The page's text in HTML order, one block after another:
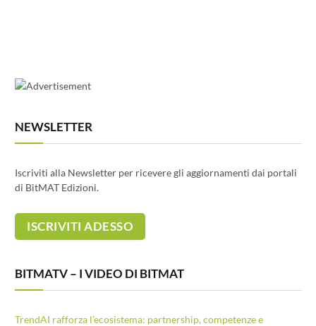
NEWSLETTER
Iscriviti alla Newsletter per ricevere gli aggiornamenti dai portali
di BitMAT Edizioni.
BITMATV – I VIDEO DI BITMAT
TrendAI rafforza l’ecosistema: partnership, competenze e